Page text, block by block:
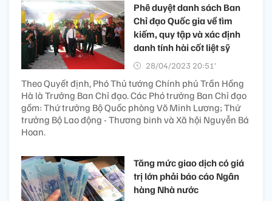
Phê duyệt danh sách Ban
Chỉ đạo Quốc gia về tìm
kiếm, quy tập và xác định
danh tính hài cốt liệt sỹ
28/04/2023 20:51’
Theo Quyết định, Phó Thủ tướng Chính phủ Trần Hồng
Hà là Trưởng Ban Chỉ đạo. Các Phó trưởng Ban Chỉ đạo
gồm: Thứ trưởng Bộ Quốc phòng Võ Minh Lương; Thứ
trưởng Bộ Lao động - Thương binh và Xã hội Nguyễn Bá
Hoan.
Tăng mức giao dịch có giá
trị lớn phải báo cáo Ngân
hàng Nhà nước